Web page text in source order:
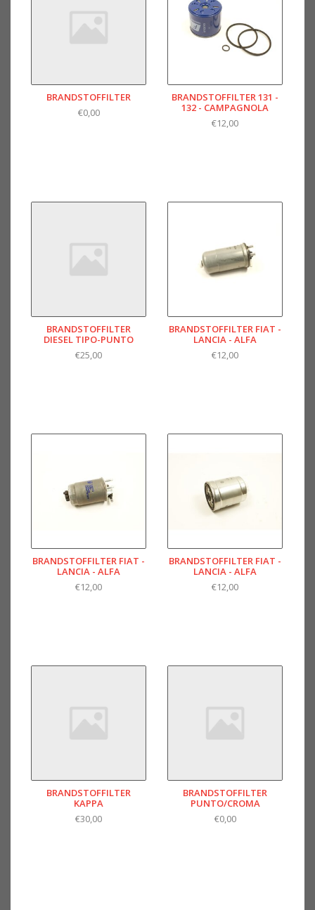
BRANDSTOFFILTER
€0,00
BRANDSTOFFILTER 131 -
132 - CAMPAGNOLA
€12,00
BRANDSTOFFILTER
DIESEL TIPO-PUNTO
€25,00
BRANDSTOFFILTER FIAT -
LANCIA - ALFA
€12,00
BRANDSTOFFILTER FIAT -
LANCIA - ALFA
€12,00
BRANDSTOFFILTER FIAT -
LANCIA - ALFA
€12,00
BRANDSTOFFILTER
KAPPA
€30,00
BRANDSTOFFILTER
PUNTO/CROMA
€0,00